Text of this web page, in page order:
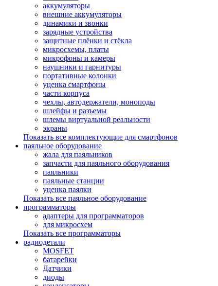
аккумуляторы
внешние аккумуляторы
динамики и звонки
зарядные устройства
защитные плёнки и стёкла
микросхемы, платы
микрофоны и камеры
наушники и гарнитуры
портативные колонки
уценка смартфоны
части корпуса
чехлы, автодержатели, моноподы
шлейфы и разъемы
шлемы виртуальной реальности
экраны
Показать все комплектующие для смартфонов
паяльное оборудование
жала для паяльников
запчасти для паяльного оборудования
паяльники
паяльные станции
уценка паялки
Показать все паяльное оборудование
программаторы
адаптеры для программаторов
для микросхем
Показать все программаторы
радиодетали
MOSFET
батарейки
Датчики
диоды